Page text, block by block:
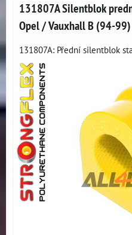
131807A Silentblok
Opel / Vauxhall B (94-99)
131807A: Přední silentblok